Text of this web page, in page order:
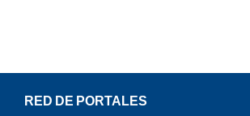
RED DE PORTALES